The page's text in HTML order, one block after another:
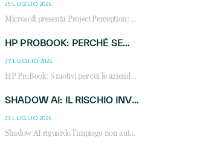
29 LUGLIO 2026
Microsoft presenta Project Perception: scopri come gli agenti AI possono trasformare cybersecurity, SOC e servizi gestiti degli MSP.
HP PROBOOK: PERCHÉ SEMPRE PIÙ AZIENDE SCELGONO NOTEBOOK PROGETTATI PER IL LAVORO MODERNO
27 LUGLIO 2026
HP ProBook: 5 motivi per cui le aziende scelgono i notebook business HP per migliorare produttività, sicurezza e gestione dell’AI.
SHADOW AI: IL RISCHIO INVISIBILE CHE LE AZIENDE POSSONO GOVERNARE
23 LUGLIO 2026
Shadow AI riguardo l’impiego non autorizzato di sistemi AI all’interno dell’azienda. E’ una pratica che si diffonde a partire dai dipendenti fino ai dirigenti e mette a repentaglio la cybersecurity, con costi più elevati per le organizzazioni. Due recenti report illustrano il fenomeno e forniscono dati in merito